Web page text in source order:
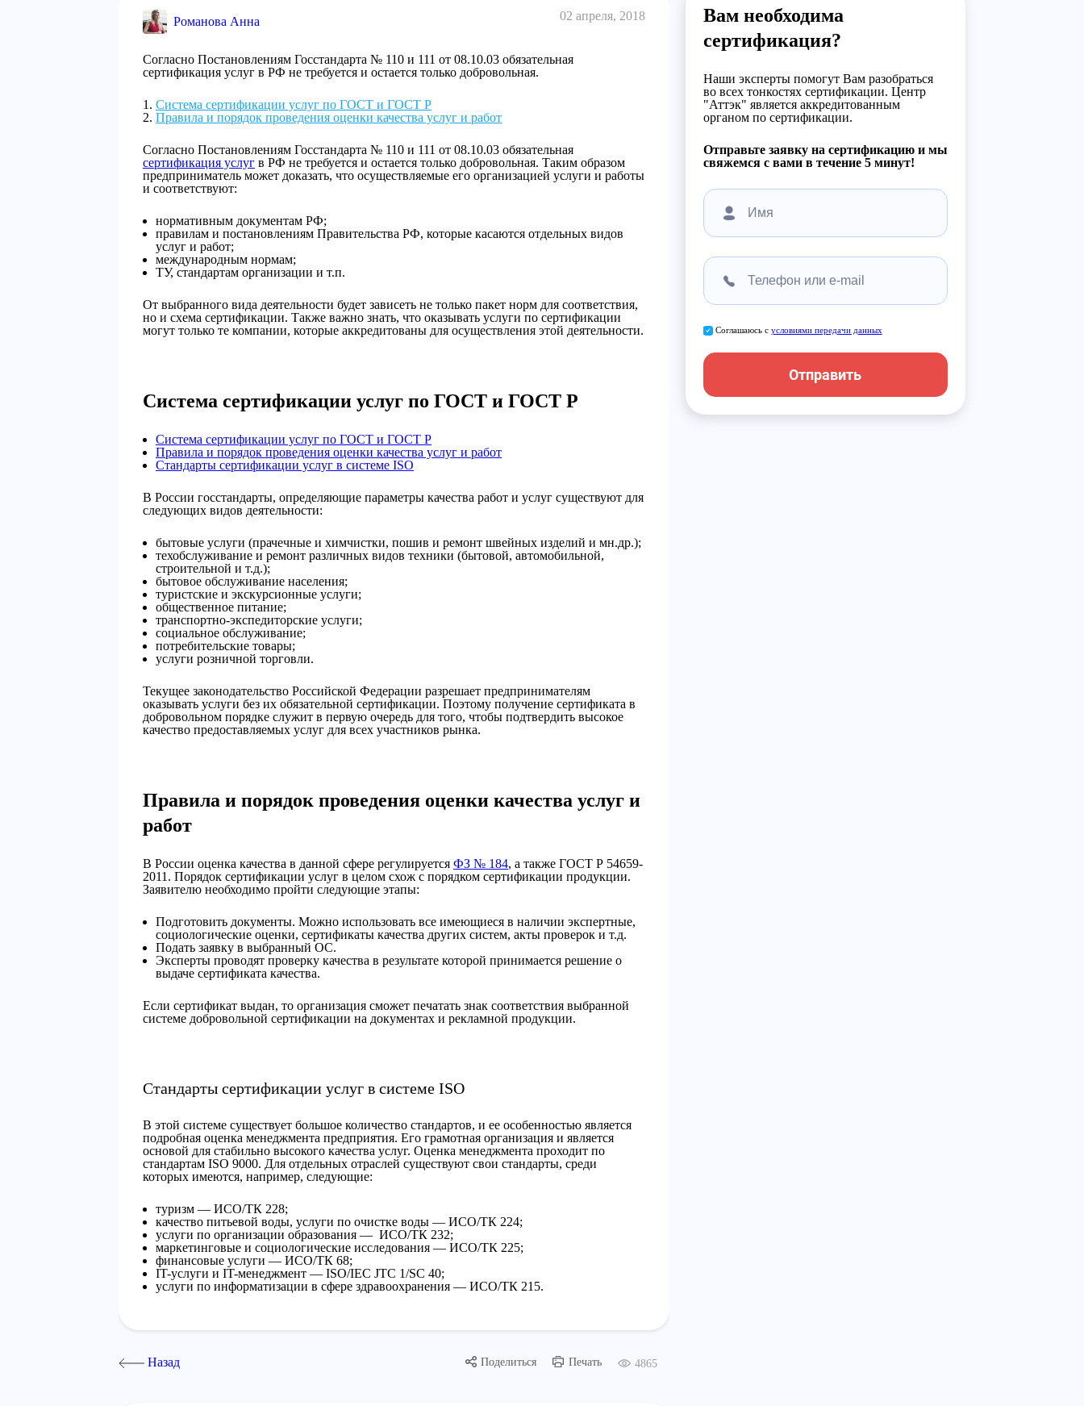
Романова Анна 02 апреля, 2018
Согласно Постановлениям Госстандарта № 110 и 111 от 08.10.03 обязательная
сертификация услуг в РФ не требуется и остается только добровольная.
Система сертификации услуг по ГОСТ и ГОСТ Р
Правила и порядок проведения оценки качества услуг и работ
Согласно Постановлениям Госстандарта № 110 и 111 от 08.10.03 обязательная
сертификация услуг в РФ не требуется и остается только добровольная. Таким образом
предприниматель может доказать, что осуществляемые его организацией услуги и работы
и соответствуют:
нормативным документам РФ;
правилам и постановлениям Правительства РФ, которые касаются отдельных видов
услуг и работ;
международным нормам;
ТУ, стандартам организации и т.п.
От выбранного вида деятельности будет зависеть не только пакет норм для соответствия,
но и схема сертификации. Также важно знать, что оказывать услуги по сертификации
могут только те компании, которые аккредитованы для осуществления этой деятельности.
Система сертификации услуг по ГОСТ и ГОСТ Р
Система сертификации услуг по ГОСТ и ГОСТ Р
Правила и порядок проведения оценки качества услуг и работ
Стандарты сертификации услуг в системе ISO
В России госстандарты, определяющие параметры качества работ и услуг существуют для
следующих видов деятельности:
бытовые услуги (прачечные и химчистки, пошив и ремонт швейных изделий и мн.др.);
техобслуживание и ремонт различных видов техники (бытовой, автомобильной,
строительной и т.д.);
бытовое обслуживание населения;
туристские и экскурсионные услуги;
общественное питание;
транспортно-экспедиторские услуги;
социальное обслуживание;
потребительские товары;
услуги розничной торговли.
Текущее законодательство Российской Федерации разрешает предпринимателям
оказывать услуги без их обязательной сертификации. Поэтому получение сертификата в
добровольном порядке служит в первую очередь для того, чтобы подтвердить высокое
качество предоставляемых услуг для всех участников рынка.
Правила и порядок проведения оценки качества услуг и
работ
В России оценка качества в данной сфере регулируется ФЗ № 184, а также ГОСТ Р 54659-
2011. Порядок сертификации услуг в целом схож с порядком сертификации продукции.
Заявителю необходимо пройти следующие этапы:
Подготовить документы. Можно использовать все имеющиеся в наличии экспертные,
социологические оценки, сертификаты качества других систем, акты проверок и т.д.
Подать заявку в выбранный ОС.
Эксперты проводят проверку качества в результате которой принимается решение о
выдаче сертификата качества.
Если сертификат выдан, то организация сможет печатать знак соответствия выбранной
системе добровольной сертификации на документах и рекламной продукции.
Стандарты сертификации услуг в системе ISO
В этой системе существует большое количество стандартов, и ее особенностью является
подробная оценка менеджмента предприятия. Его грамотная организация и является
основой для стабильно высокого качества услуг. Оценка менеджмента проходит по
стандартам ISO 9000. Для отдельных отраслей существуют свои стандарты, среди
которых имеются, например, следующие:
туризм — ИСО/ТК 228;
качество питьевой воды, услуги по очистке воды — ИСО/ТК 224;
услуги по организации образования — ИСО/ТК 232;
маркетинговые и социологические исследования — ИСО/ТК 225;
финансовые услуги — ИСО/ТК 68;
IT-услуги и IT-менеджмент — ISO/IEC JTC 1/SC 40;
услуги по информатизации в сфере здравоохранения — ИСО/ТК 215.
Назад Поделиться Печать 4865
Вам необходима
сертификация?
Наши эксперты помогут Вам разобраться
во всех тонкостях сертификации. Центр
"Аттэк" является аккредитованным
органом по сертификации.
Отправьте заявку на сертификацию и мы
свяжемся с вами в течение 5 минут!
Соглашаюсь с условиями передачи данных
Отправить